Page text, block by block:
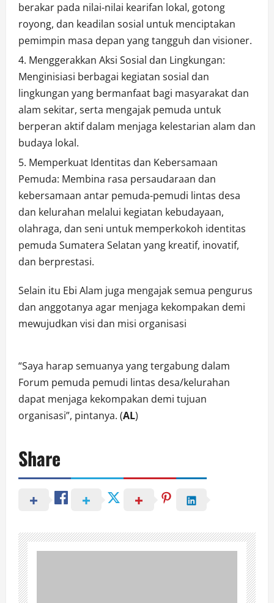
berakar pada nilai-nilai kearifan lokal, gotong
royong, dan keadilan sosial untuk menciptakan
pemimpin masa depan yang tangguh dan visioner.
Menggerakkan Aksi Sosial dan Lingkungan:
Menginisiasi berbagai kegiatan sosial dan
lingkungan yang bermanfaat bagi masyarakat dan
alam sekitar, serta mengajak pemuda untuk
berperan aktif dalam menjaga kelestarian alam dan
budaya lokal.
Memperkuat Identitas dan Kebersamaan
Pemuda: Membina rasa persaudaraan dan
kebersamaan antar pemuda-pemudi lintas desa
dan kelurahan melalui kegiatan kebudayaan,
olahraga, dan seni untuk memperkokoh identitas
pemuda Sumatera Selatan yang kreatif, inovatif,
dan berprestasi.
Selain itu Ebi Alam juga mengajak semua pengurus
dan anggotanya agar menjaga kekompakan demi
mewujudkan visi dan misi organisasi
“Saya harap semuanya yang tergabung dalam
Forum pemuda pemudi lintas desa/kelurahan
dapat menjaga kekompakan demi tujuan
organisasi”, pintanya. (AL)
Share